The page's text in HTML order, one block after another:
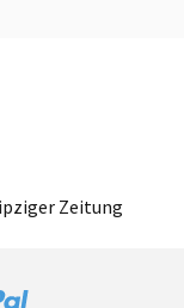
Zeitung